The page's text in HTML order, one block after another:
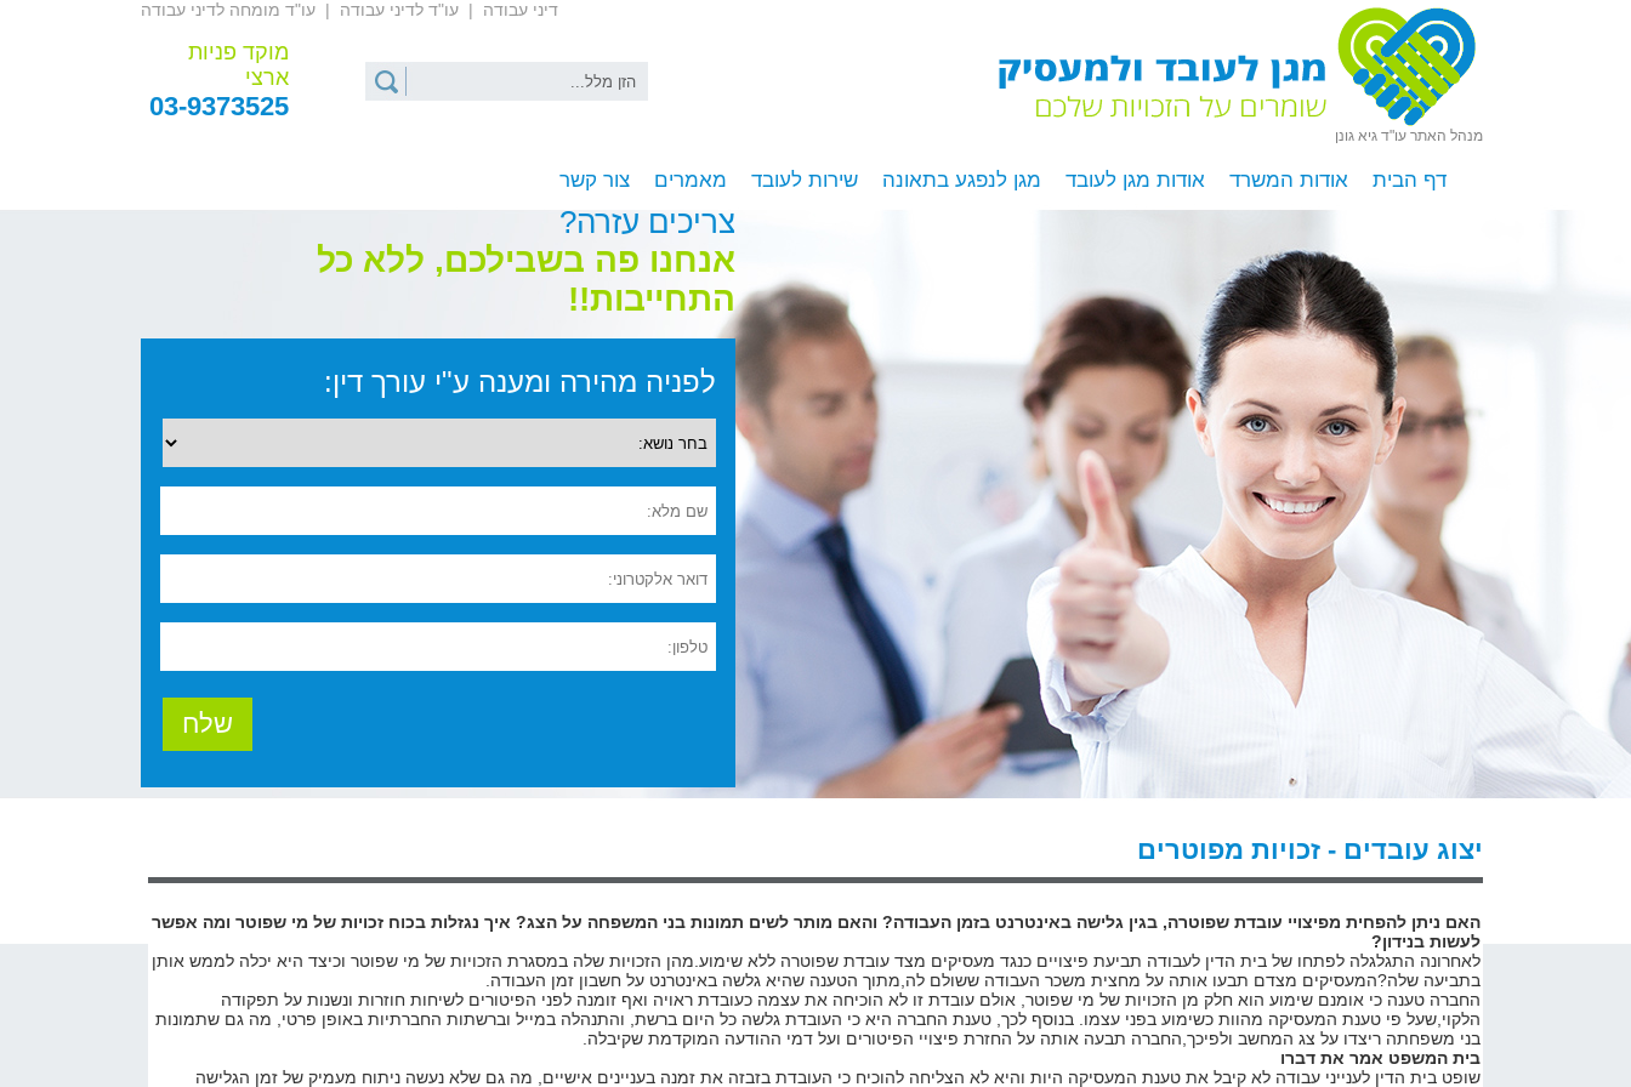
דיני עבודה | עו"ד לדיני עבודה | עו"ד מומחה לדיני עבודה
מוקד פניות
ארצי
03-9373525
מנהל האתר עו"ד גיא גונן
צריכים עזרה?
אנחנו פה בשבילכם, ללא כל
התחייבות!!
לפניה מהירה ומענה ע"י עורך דין:
דף הבית אודות המשרד אודות מגן לעובד מגן לנפגע בתאונה שירות לעובד מאמרים צור קשר
יצוג עובדים - זכויות מפוטרים
האם ניתן להפחית מפיצויי עובדת שפוטרה, בגין גלישה באינטרנט בזמן העבודה? והאם מותר לשים תמונות בני המשפחה על הצג? איך נגזלות בכוח זכויות של מי שפוטר ומה אפשר
לעשות בנידון?
לאחרונה התגלגלה לפתחו של בית הדין לעבודה תביעת פיצויים כנגד מעסיקים מצד עובדת שפוטרה ללא שימוע.מהן הזכויות שלה במסגרת הזכויות של מי שפוטר וכיצד היא יכלה לממש אותן
בתביעה שלה?המעסיקים מצדם תבעו אותה על מחצית משכר העבודה ששולם לה,מתוך הטענה שהיא גלשה באינטרנט על חשבון זמן העבודה.
החברה טענה כי אומנם שימוע הוא חלק מן הזכויות של מי שפוטר, אולם עובדת זו לא הוכיחה את עצמה כעובדת ראויה ואף זומנה לפני הפיטורים לשיחות חוזרות ונשנות על תפקודה
הלקוי,שעל פי טענת המעסיקה מהוות כשימוע בפני עצמו. בנוסף לכך, טענת החברה היא כי העובדת גלשה כל היום ברשת, והתנהלה במייל וברשתות החברתיות באופן פרטי, מה גם שתמונות
בני משפחתה ריצדו על צג המחשב ולפיכך,החברה תבעה אותה על החזרת פיצויי הפיטורים ועל דמי ההודעה המוקדמת שקיבלה.
בית המשפט אמר את דברו
שופט בית הדין לענייני עבודה לא קיבל את טענת המעסיקה היות והיא לא הצליחה להוכיח כי העובדת בזבזה את זמנה בעניינים אישיים, מה גם שלא נעשה ניתוח מעמיק של זמן הגלישה